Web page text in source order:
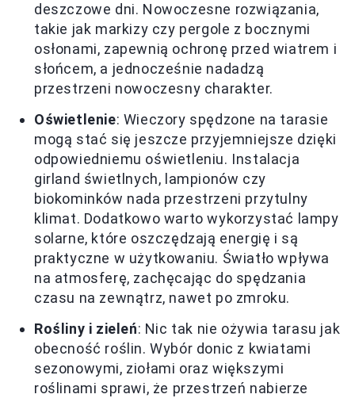
deszczowe dni. Nowoczesne rozwiązania,
takie jak markizy czy pergole z bocznymi
osłonami, zapewnią ochronę przed wiatrem i
słońcem, a jednocześnie nadadzą
przestrzeni nowoczesny charakter.
Oświetlenie: Wieczory spędzone na tarasie
mogą stać się jeszcze przyjemniejsze dzięki
odpowiedniemu oświetleniu. Instalacja
girland świetlnych, lampionów czy
biokominków nada przestrzeni przytulny
klimat. Dodatkowo warto wykorzystać lampy
solarne, które oszczędzają energię i są
praktyczne w użytkowaniu. Światło wpływa
na atmosferę, zachęcając do spędzania
czasu na zewnątrz, nawet po zmroku.
Rośliny i zieleń: Nic tak nie ożywia tarasu jak
obecność roślin. Wybór donic z kwiatami
sezonowymi, ziołami oraz większymi
roślinami sprawi, że przestrzeń nabierze